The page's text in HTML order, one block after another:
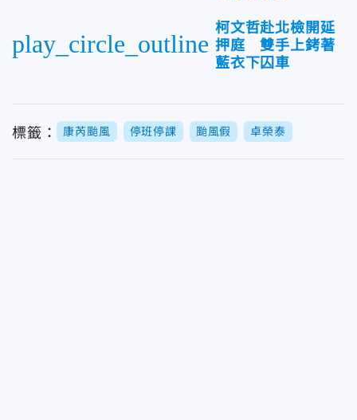
play_circle_outline
柯文哲赴北檢開延
押庭 雙手上銬著
藍衣下囚車
標籤： 康芮颱風 停班停課 颱風假 卓榮泰